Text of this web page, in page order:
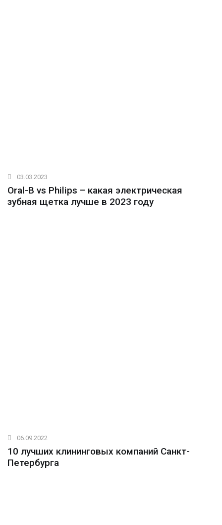
03.03.2023
Oral-B vs Philips – какая электрическая
зубная щетка лучше в 2023 году
06.09.2022
10 лучших клининговых компаний Санкт-
Петербурга